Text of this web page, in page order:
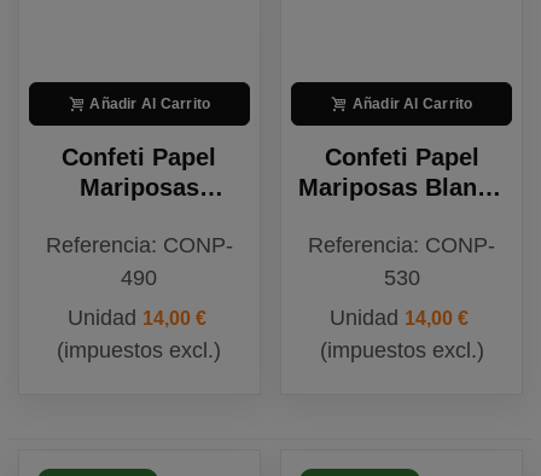
Añadir Al Carrito
Confeti Papel
Mariposas
Biodegradable
Referencia: CONP-
490
Unidad 14,00 €
(impuestos excl.)
Añadir Al Carrito
Confeti Papel
Mariposas Blanco
Referencia: CONP-
530
Unidad 14,00 €
(impuestos excl.)